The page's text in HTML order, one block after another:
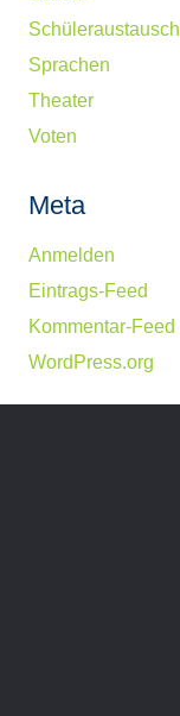
Schüleraustausch
Sprachen
Theater
Voten
Meta
Anmelden
Eintrags-Feed
Kommentar-Feed
WordPress.org